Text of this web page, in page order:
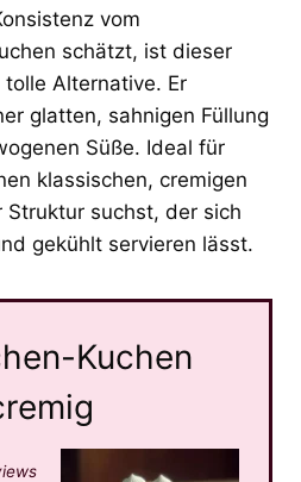
vom
schätzt, ist dieser
Alternative. Er
glatten, sahnigen Füllung
Süße. Ideal für
klassischen, cremigen
Struktur suchst, der sich
gekühlt servieren lässt.
Kuchen